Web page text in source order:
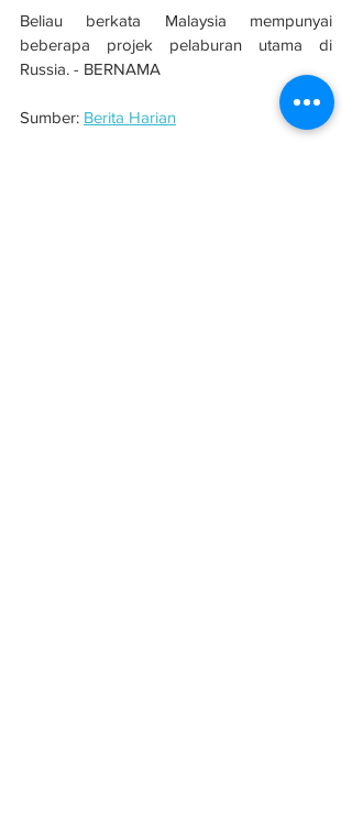
Beliau berkata Malaysia mempunyai
beberapa projek pelaburan utama di
Russia. - BERNAMA
Sumber: Berita Harian